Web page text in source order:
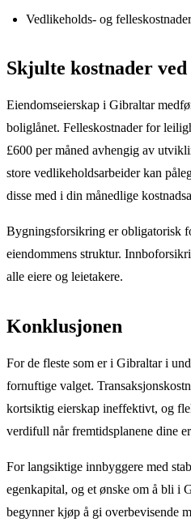
Vedlikeholds- og
Skjulte kostnader
Eiendomseierskap i Gibraltar
boliglånet. Felleskostnader for
£600 per måned avhengig av
store vedlikeholdsarbeider kan
disse med i din månedlige
Bygningsforsikring er obligatorisk
eiendommens struktur.
alle eiere og leietakere.
Konklusjonen
For de fleste som er i Gibraltar i
fornuftige valget.
kortsiktig eierskap ineffektivt, og
verdifull når fremtidsplanene dine
For langsiktige innbyggere med
egenkapital, og et ønske om å bli i
begynner kjøp å gi overbevisende